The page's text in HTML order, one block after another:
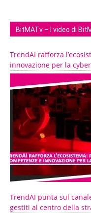
BitMATv – I video di
TrendAI rafforza
innovazione per la
TrendAI punta sul
gestiti al centro della